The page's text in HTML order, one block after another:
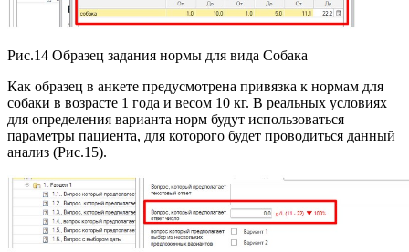
Рис.14 Образец задания нормы для вида Собака
Как образец в анкете предусмотрена привязка к нормам для
собаки в возрасте 1 года и весом 10 кг. В реальных условиях
для определения варианта норм будут использоваться
параметры пациента, для которого будет проводиться данный
анализ (Рис.15).